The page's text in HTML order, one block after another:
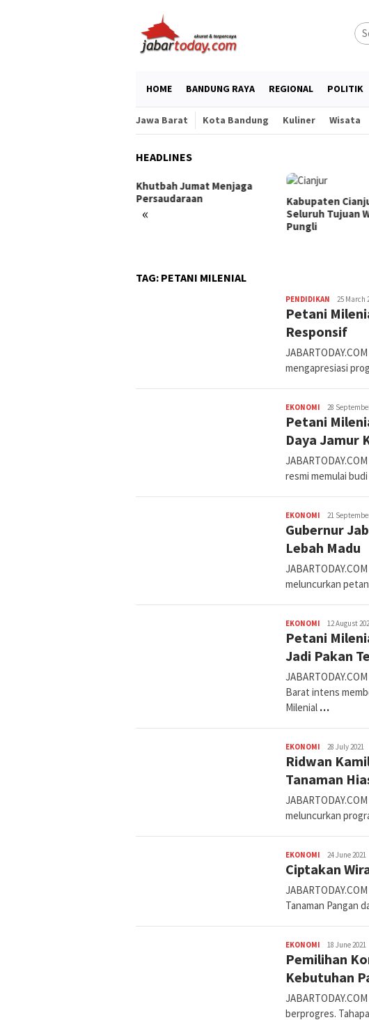
HOME BANDUNG RAYA REGIONAL POLITIK
Jawa Barat Kota Bandung Kuliner Wisata
HEADLINES
«
Kabupaten Cianjur Pastikan
Seluruh Tujuan Wisata Bebas
Kabinet
Pemerintah
Program MBG
TAG: PETANI MILENIAL
PENDIDIKAN Avila
Dwiputra
25 March
Petani
Responsif
mengapresiasi
EKONOMI Avila
Dwiputra
28
Petani
Daya Jamur
resmi memulai
EKONOMI Avila
Dwiputra
21
Gubernur
Lebah Madu
meluncurkan
EKONOMI Avila
Dwiputra
12 August
Petani
Jadi Pakan
Barat intens
Milenial …
EKONOMI Avila
Dwiputra
28 July 2021
Ridwan
Tanaman
meluncurkan
EKONOMI Avila
Dwiputra
24 June 2021
Ciptakan
Tanaman Pangan
EKONOMI Avila
Dwiputra
18 June 2021
Pemilihan
Kebutuhan
berprogres.